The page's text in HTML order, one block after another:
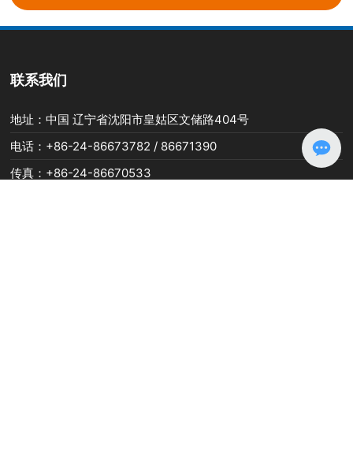
联系我们
地址：中国 辽宁省沈阳市皇姑区文储路404号
电话： +86-24-86673782 / 86671390
传真： +86-24-86670533